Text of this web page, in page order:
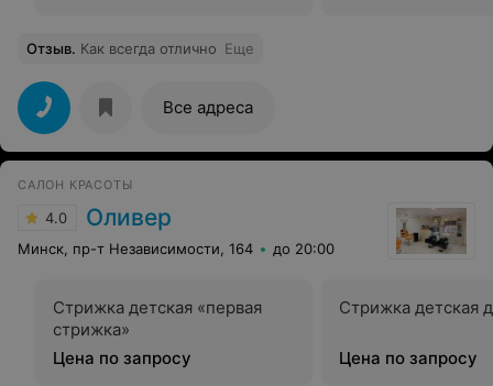
Отзыв. Как всегда отлично Еще
Все адреса
САЛОН КРАСОТЫ
4.0 Оливер
Минск, пр-т Независимости, 164 до 20:00
Стрижка детская «первая
стрижка»
Цена по запросу
Стрижка детская
Цена по запросу